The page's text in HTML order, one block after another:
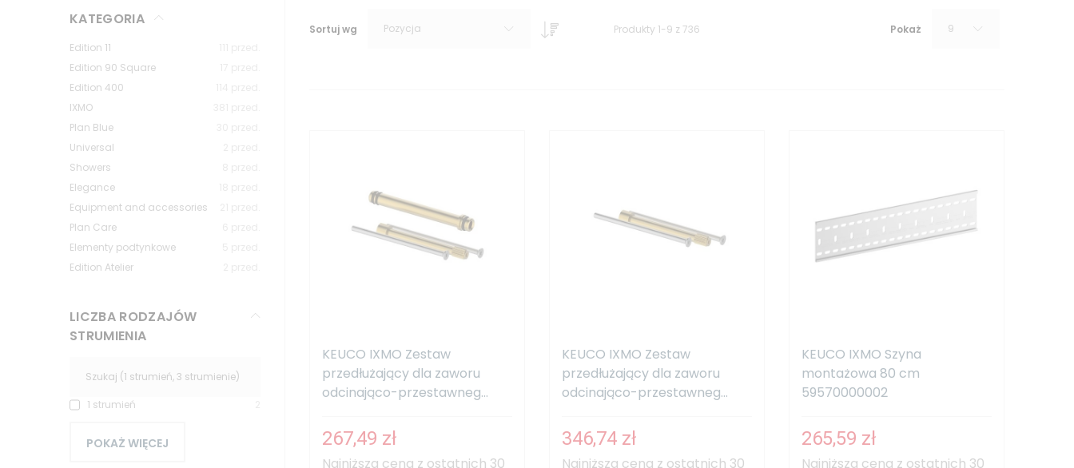
Sortuj wg Pozycja Produkty 1-9 z 736 Pokaż 9
KEUCO IXMO Zestaw
przedłużający dla zaworu
odcinająco-przestawneg...
267,49 zł
Najniższa cena z ostatnich 30
KEUCO IXMO Zestaw
przedłużający dla zaworu
odcinająco-przestawneg...
346,74 zł
Najniższa cena z ostatnich 30
KEUCO IXMO Szyna
montażowa 80 cm
59570000002
265,59 zł
Najniższa cena z ostatnich 30
KATEGORIA
Edition 11
Edition 90 Square
Edition 400
IXMO
Plan Blue
Universal
Showers
Elegance
Equipment and accessories
Plan Care
Elementy podtynkowe
Edition Atelier
LICZBA RODZAJÓW
STRUMIENIA
1 strumień
POKAŻ WIĘCEJ